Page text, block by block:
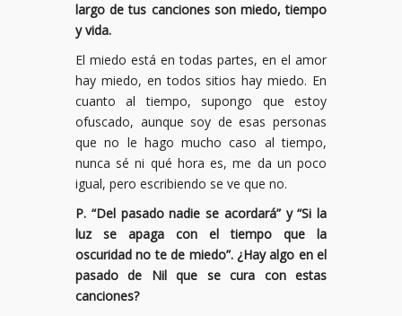
largo de tus canciones son miedo, tiempo
y vida.
El miedo está en todas partes, en el amor
hay miedo, en todos sitios hay miedo. En
cuanto al tiempo, supongo que estoy
ofuscado, aunque soy de esas personas
que no le hago mucho caso al tiempo,
nunca sé ni qué hora es, me da un poco
igual, pero escribiendo se ve que no.
P. “Del pasado nadie se acordará” y “Si la
luz se apaga con el tiempo que la
oscuridad no te de miedo”. ¿Hay algo en el
pasado de Nil que se cura con estas
canciones?